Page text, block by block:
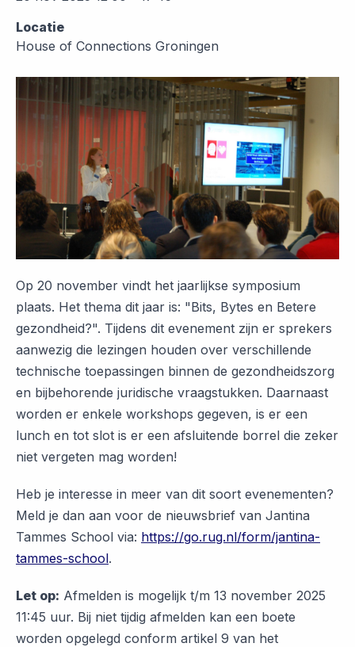
Locatie
House of Connections Groningen
Op 20 november vindt het jaarlijkse symposium
plaats. Het thema dit jaar is: "Bits, Bytes en Betere
gezondheid?". Tijdens dit evenement zijn er sprekers
aanwezig die lezingen houden over verschillende
technische toepassingen binnen de gezondheidszorg
en bijbehorende juridische vraagstukken. Daarnaast
worden er enkele workshops gegeven, is er een
lunch en tot slot is er een afsluitende borrel die zeker
niet vergeten mag worden!
Heb je interesse in meer van dit soort evenementen?
Meld je dan aan voor de nieuwsbrief van Jantina
Tammes School via: https://go.rug.nl/form/jantina-
tammes-school.
Let op: Afmelden is mogelijk t/m 13 november 2025
11:45 uur. Bij niet tijdig afmelden kan een boete
worden opgelegd conform artikel 9 van het